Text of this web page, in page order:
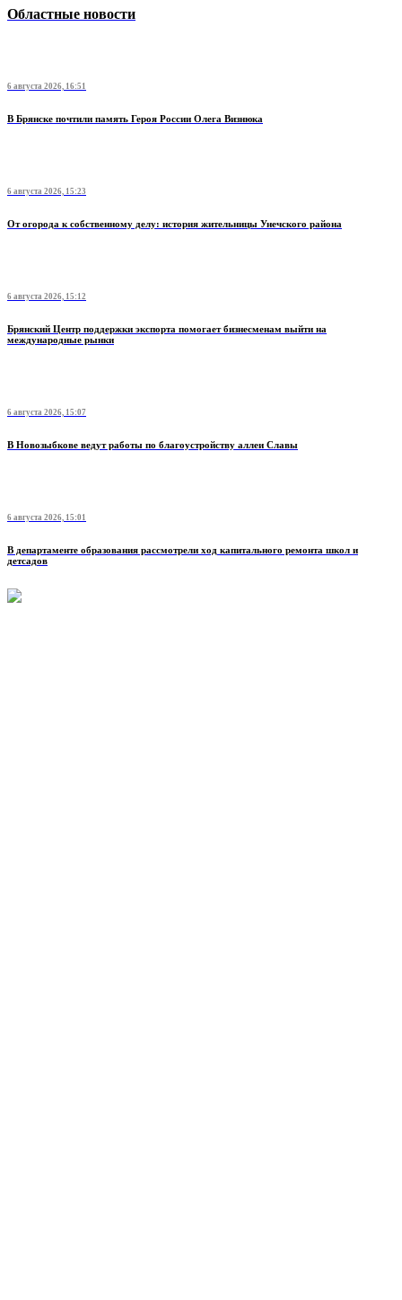
Областные новости
6 августа 2026, 16:51
В Брянске почтили память Героя России Олега Визнюка
6 августа 2026, 15:23
От огорода к собственному делу: история жительницы Унечского района
6 августа 2026, 15:12
Брянский Центр поддержки экспорта помогает бизнесменам выйти на
международные рынки
6 августа 2026, 15:07
В Новозыбкове ведут работы по благоустройству аллеи Славы
6 августа 2026, 15:01
В департаменте образования рассмотрели ход капитального ремонта школ и
детсадов